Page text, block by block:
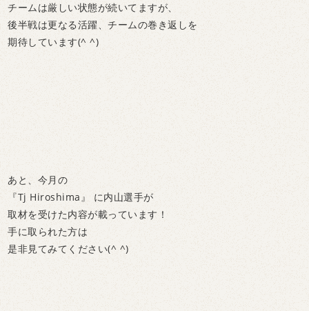
チームは厳しい状態が続いてますが、
後半戦は更なる活躍、チームの巻き返しを
期待しています(^ ^)
あと、今月の
『Tj Hiroshima』 に内山選手が
取材を受けた内容が載っています！
手に取られた方は
是非見てみてください(^ ^)